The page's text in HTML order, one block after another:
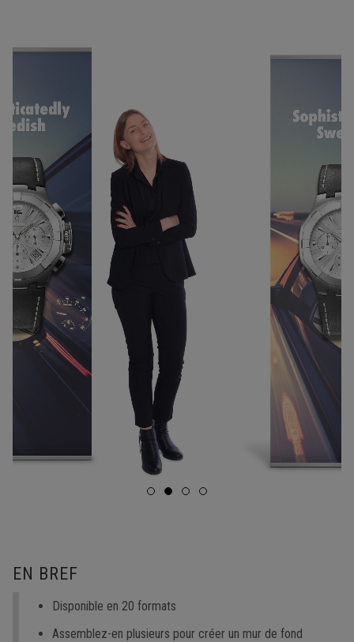
EN BREF
Disponible en 20 formats
Assemblez-en plusieurs pour créer un mur de fond